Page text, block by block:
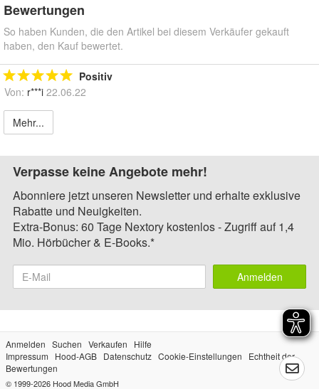
Bewertungen
So haben Kunden, die den Artikel bei diesem Verkäufer gekauft
haben, den Kauf bewertet.
Positiv
Von: r***i 22.06.22
Mehr...
Verpasse keine Angebote mehr!
Abonniere jetzt unseren Newsletter und erhalte exklusive
Rabatte und Neuigkeiten.
Extra-Bonus: 60 Tage Nextory kostenlos - Zugriff auf 1,4
Mio. Hörbücher & E-Books.*
Anmelden
Anmelden Suchen Verkaufen
Hilfe
Impressum
Hood-AGB Datenschutz Cookie-Einstellungen
Echtheit der
Bewertungen
© 1999-2026 Hood Media GmbH